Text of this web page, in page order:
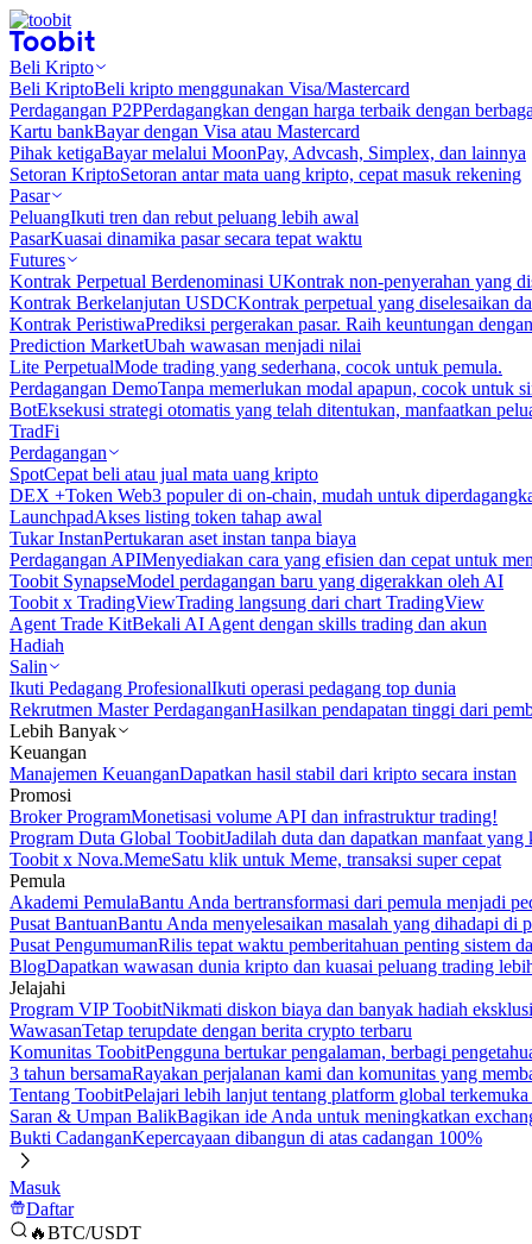
Beli Kripto
Beli KriptoBeli kripto menggunakan Visa/Mastercard
Perdagangan P2PPerdagangkan dengan harga terbaik dengan
Kartu bankBayar dengan Visa atau Mastercard
Pihak ketigaBayar melalui MoonPay, Advcash, Simplex, dan lainnya
Setoran KriptoSetoran antar mata uang kripto, cepat masuk rekening
Pasar
PeluangIkuti tren dan rebut peluang lebih awal
PasarKuasai dinamika pasar secara tepat waktu
Futures
Kontrak Perpetual Berdenominasi UKontrak non-penyerahan yang
Kontrak Berkelanjutan USDCKontrak perpetual yang diselesaikan
Kontrak PeristiwaPrediksi pergerakan pasar. Raih keuntungan
Prediction MarketUbah wawasan menjadi nilai
Lite PerpetualMode trading yang sederhana, cocok untuk pemula.
Perdagangan DemoTanpa memerlukan modal apapun, cocok untuk
BotEksekusi strategi otomatis yang telah ditentukan, manfaatkan
TradFi
Perdagangan
SpotCepat beli atau jual mata uang kripto
DEX +Token Web3 populer di on-chain, mudah untuk
LaunchpadAkses listing token tahap awal
Tukar InstanPertukaran aset instan tanpa biaya
Perdagangan APIMenyediakan cara yang efisien dan cepat untuk
Toobit SynapseModel perdagangan baru yang digerakkan oleh AI
Toobit x TradingViewTrading langsung dari chart TradingView
Agent Trade KitBekali AI Agent dengan skills trading dan akun
Hadiah
Salin
Ikuti Pedagang ProfesionalIkuti operasi pedagang top dunia
Rekrutmen Master PerdaganganHasilkan pendapatan tinggi dari
Lebih Banyak
Keuangan
Manajemen KeuanganDapatkan hasil stabil dari kripto secara instan
Promosi
Broker ProgramMonetisasi volume API dan infrastruktur trading!
Program Duta Global ToobitJadilah duta dan dapatkan manfaat
Toobit x Nova.MemeSatu klik untuk Meme, transaksi super cepat
Pemula
Akademi PemulaBantu Anda bertransformasi dari pemula menjadi
Pusat BantuanBantu Anda menyelesaikan masalah yang dihadapi di
Pusat PengumumanRilis tepat waktu pemberitahuan penting sistem
BlogDapatkan wawasan dunia kripto dan kuasai peluang trading
Jelajahi
Program VIP ToobitNikmati diskon biaya dan banyak hadiah
WawasanTetap terupdate dengan berita crypto terbaru
Komunitas ToobitPengguna bertukar pengalaman, berbagi
3 tahun bersamaRayakan perjalanan kami dan komunitas yang
Tentang ToobitPelajari lebih lanjut tentang platform global
Saran & Umpan BalikBagikan ide Anda untuk meningkatkan
Bukti CadanganKepercayaan dibangun di atas cadangan 100%
Masuk
Daftar
🔥BTC/USDT